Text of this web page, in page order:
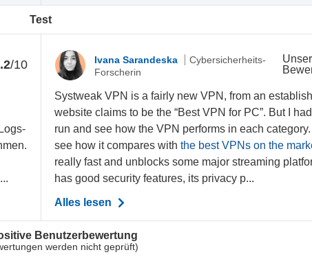
Test
Benutzerbewertung
werden nicht geprüft)
/10 Ivana Sarandeska
Cybersicherheits-
Forscherin
Systweak VPN is a fairly new VPN, from an
website claims to be the “Best VPN for PC”. But I
run and see how the VPN performs in each
see how it compares withthe best VPNs on the
really fast and unblocks some major streaming
has good security features, its privacy p...
Alles lesen